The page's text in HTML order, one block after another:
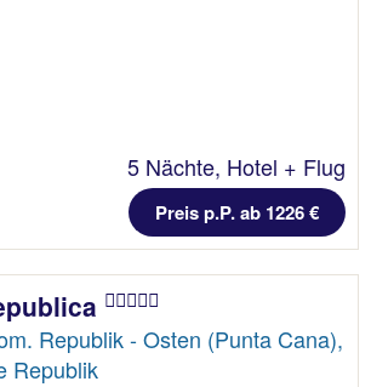
5 Nächte, Hotel + Flug
Preis p.P. ab 1226 €
Republik - Osten (Punta Cana),
Republik